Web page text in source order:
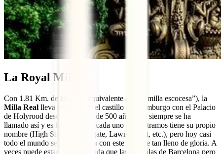
La Royal Mile
Con 1.81 Km. de largo (el equivalente a una “milla escocesa”), la
Milla Real lleva conectando el castillo de Edimburgo con el Palacio
de Holyrood desde hace más de 500 años. No siempre se ha
llamado así y es fácil ver que cada uno de sus tramos tiene su propio
nombre (High Street, Canongate, Lawnmarket, etc.), pero hoy casi
todo el mundo se refiere a ella con este nombre tan lleno de gloria. A
veces puede estar más transitada que las Ramblas de Barcelona pero